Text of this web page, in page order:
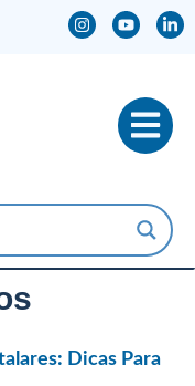
Dicas Para